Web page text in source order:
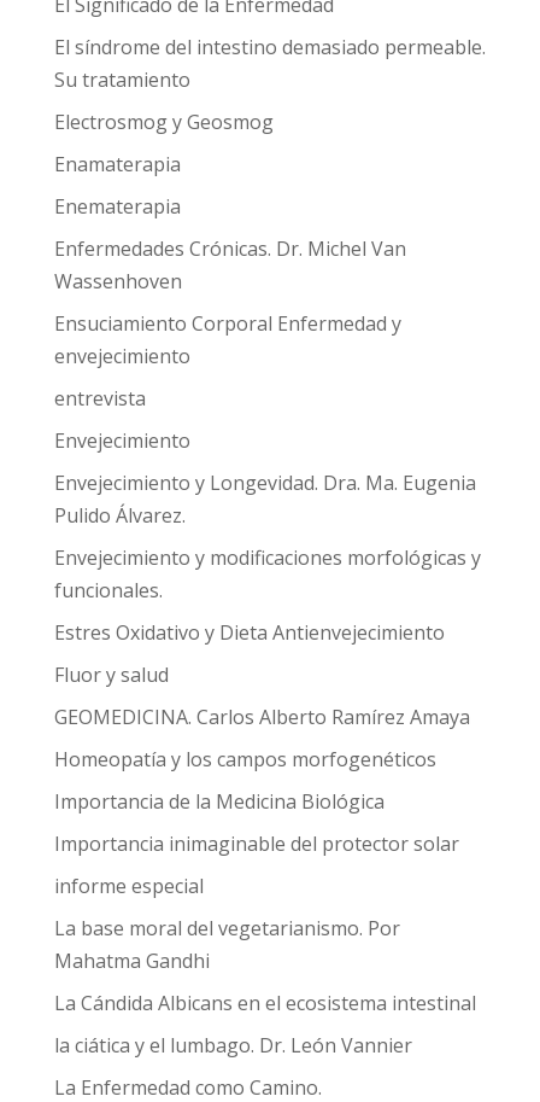
El síndrome del intestino demasiado permeable.
Su tratamiento
Electrosmog y Geosmog
Enamaterapia
Enematerapia
Enfermedades Crónicas. Dr. Michel Van
Wassenhoven
Ensuciamiento Corporal Enfermedad y
envejecimiento
entrevista
Envejecimiento
Envejecimiento y Longevidad. Dra. Ma. Eugenia
Pulido Álvarez.
Envejecimiento y modificaciones morfológicas y
funcionales.
Estres Oxidativo y Dieta Antienvejecimiento
Fluor y salud
GEOMEDICINA. Carlos Alberto Ramírez Amaya
Homeopatía y los campos morfogenéticos
Importancia de la Medicina Biológica
Importancia inimaginable del protector solar
informe especial
La base moral del vegetarianismo. Por
Mahatma Gandhi
La Cándida Albicans en el ecosistema intestinal
la ciática y el lumbago. Dr. León Vannier
La Enfermedad como Camino.